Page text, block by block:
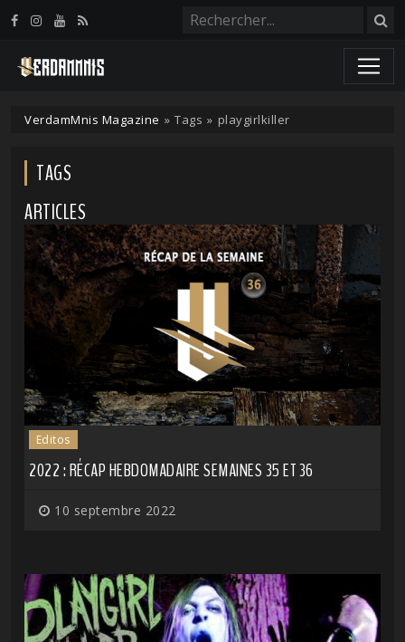
VerdamMnis Magazine » Tags » playgirlkiller
TAGS
ARTICLES
Editos
2022 : RÉCAP HEBDOMADAIRE SEMAINES 35 ET 36
10 septembre 2022
Panneau de gestion des cookies